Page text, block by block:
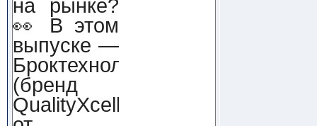
на рынке?
👀 В этом
выпуске —
Броктехнолоджи
(бренд
QualityXcellence):